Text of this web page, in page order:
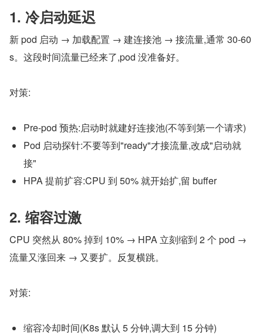
1. 冷启动延迟
新 pod 启动 → 加载配置 → 建连接池 → 接流量,通常 30-60
s。这段时间流量已经来了,pod 没准备好。
对策:
Pre-pod 预热:启动时就建好连接池(不等到第一个请求)
Pod 启动探针:不要等到"ready"才接流量,改成"启动就
接"
HPA 提前扩容:CPU 到 50% 就开始扩,留 buffer
2. 缩容过激
CPU 突然从 80% 掉到 10% → HPA 立刻缩到 2 个 pod →
流量又涨回来 → 又要扩。反复横跳。
对策:
缩容冷却时间(K8s 默认 5 分钟,调大到 15 分钟)